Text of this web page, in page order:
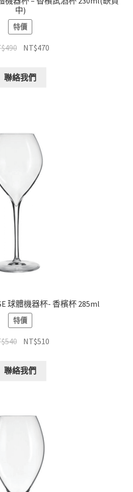
中)
特價
490 NT$470
聯絡我們
球體機器杯- 香檳杯 285ml
特價
540 NT$510
聯絡我們